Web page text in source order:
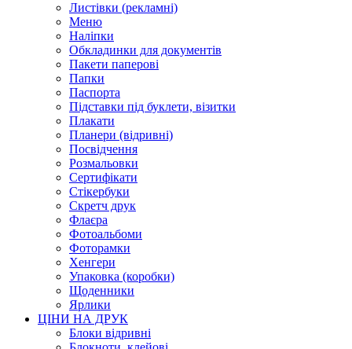
Листівки (рекламні)
Меню
Наліпки
Обкладинки для документів
Пакети паперові
Папки
Паспорта
Підставки під буклети, візитки
Плакати
Планери (відривні)
Посвідчення
Розмальовки
Сертифікати
Стікербуки
Скретч друк
Флаєра
Фотоальбоми
Фоторамки
Хенгери
Упаковка (коробки)
Щоденники
Ярлики
ЦІНИ НА ДРУК
Блоки відривні